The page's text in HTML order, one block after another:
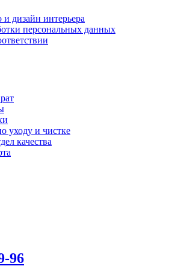
и дизайн интерьера
персональных данных
уходу и чистке
качества
96